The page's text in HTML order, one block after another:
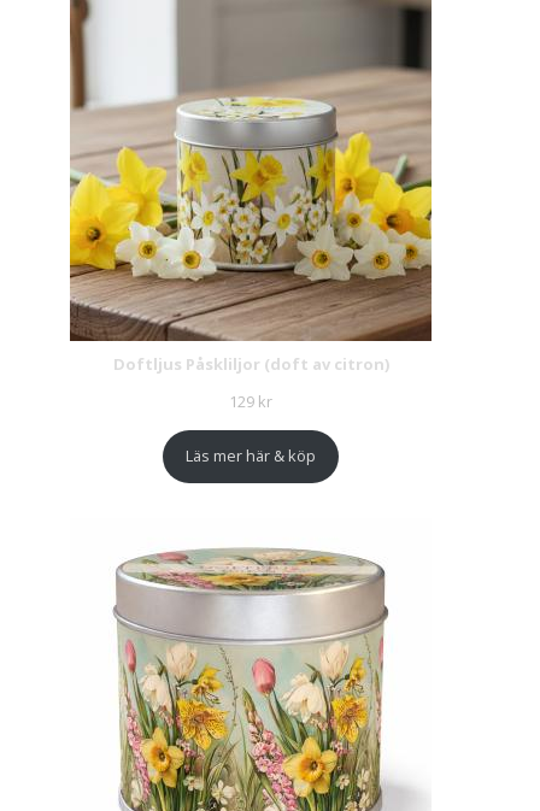
Doftljus Påskliljor (doft av citron)
129 kr
Läs mer här & köp